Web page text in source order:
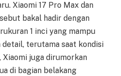
Xiaomi 17 Pro Max dan
bakal hadir dengan
1 inci yang mampu
terutama saat kondisi
Xiaomi juga dirumorkan
di bagian belakang